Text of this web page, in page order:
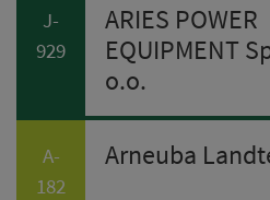
J-
929
ARIES POWER
EQUIPMENT
o.o.
A-
182
Arneuba